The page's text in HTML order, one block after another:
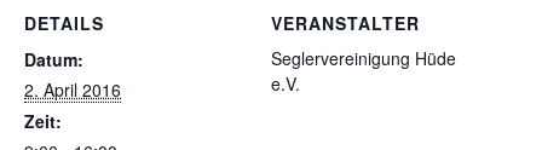
DETAILS
Datum:
2. April 2016
Zeit:
VERANSTALTER
Seglervereinigung Hüde
e.V.